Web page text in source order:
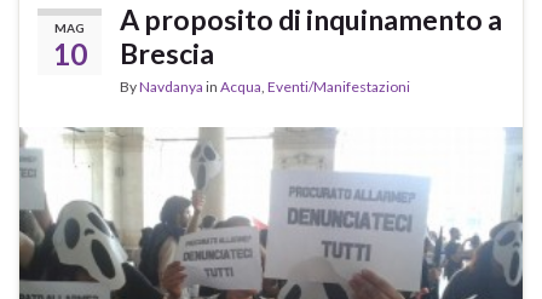
MAG
10
A proposito di inquinamento a
Brescia
ByNavdanya in Acqua Eventi/Manifestazioni